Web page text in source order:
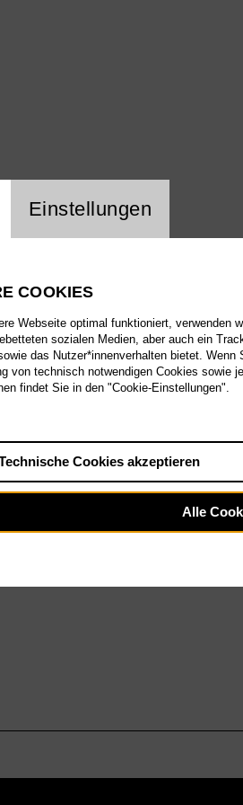
Sa 6.2.27
Website
Einstellungen
COOKIES
Webseite optimal funktioniert, verwenden
sozialen Medien, aber auch ein
das Nutzer*innenverhalten bietet.
von technisch notwendigen Cookies sowie
findet Sie in den "Cookie-Einstellungen".
Cookies akzeptieren
Alle